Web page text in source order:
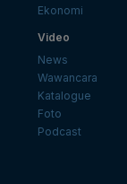
Ekonomi
Video
News
Wawancara
Katalogue
Foto
Podcast